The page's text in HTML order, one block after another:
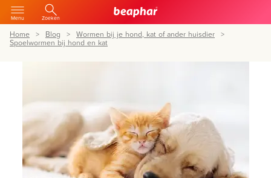
Menu Zoeken
Home Blog
Wormen bij je hond, kat of ander huisdier
Spoelwormen bij hond en kat